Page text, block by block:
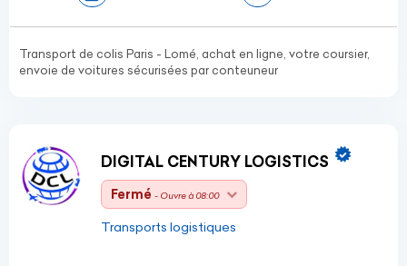
Transport de colis Paris - Lomé, achat en ligne, votre coursier,
envoie de voitures sécurisées par conteuneur
DIGITAL CENTURY LOGISTICS
Fermé - Ouvre à 08:00
Transports logistiques